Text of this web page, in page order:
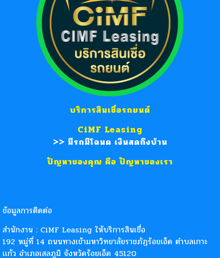
บริการสินเชื่อรถยนต์
CiMF Leasing
>> มีรถมีโฉนด เงินสดถึงบ้าน
ปัญหาของคุณ คือ ปัญหาของเรา
ข้อมูลการติดต่อ
สำนักงาน : CiMF Leasing ให้บริการสินเชื่อ
192 หมู่ที่ 14 ถนนทางเข้ามหาวิทยาลัยราชภัฏร้อยเอ็ด ตำบลเกาะ
เเก้ว อำเภอเสลภูมิ จังหวัดร้อยเอ็ด 45120